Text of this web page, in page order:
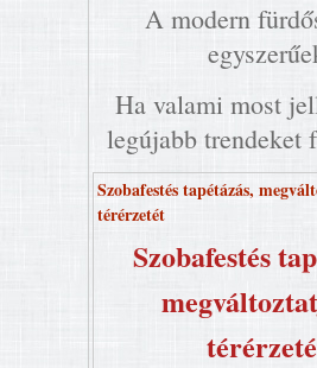
A modern
Ha valami most
legújabb trendeket
Szobafestés tapétázás,
térérzetét
Szobafestés